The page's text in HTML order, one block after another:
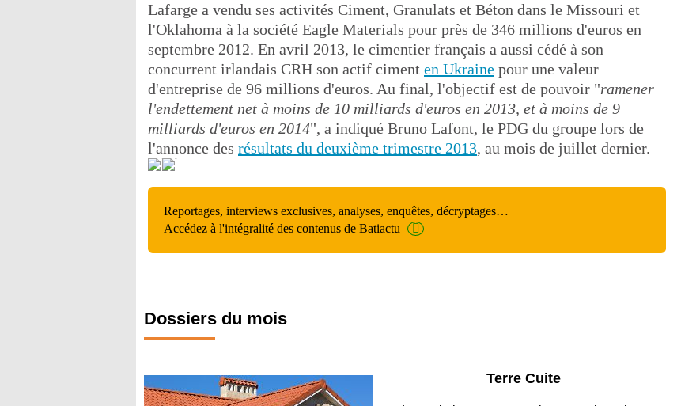
Lafarge a vendu ses activités Ciment, Granulats et Béton dans le Missouri et
l'Oklahoma à la société Eagle Materials pour près de 346 millions d'euros en
septembre 2012. En avril 2013, le cimentier français a aussi cédé à son
concurrent irlandais CRH son actif ciment en Ukraine pour une valeur
d'entreprise de 96 millions d'euros. Au final, l'objectif est de pouvoir "ramener
l'endettement net à moins de 10 milliards d'euros en 2013, et à moins de 9
milliards d'euros en 2014", a indiqué Bruno Lafont, le PDG du groupe lors de
l'annonce des résultats du deuxième trimestre 2013, au mois de juillet dernier.
Reportages, interviews exclusives, analyses, enquêtes, décryptages…
Accédez à l'intégralité des contenus de Batiactu
Dossiers du mois
Parking et garages